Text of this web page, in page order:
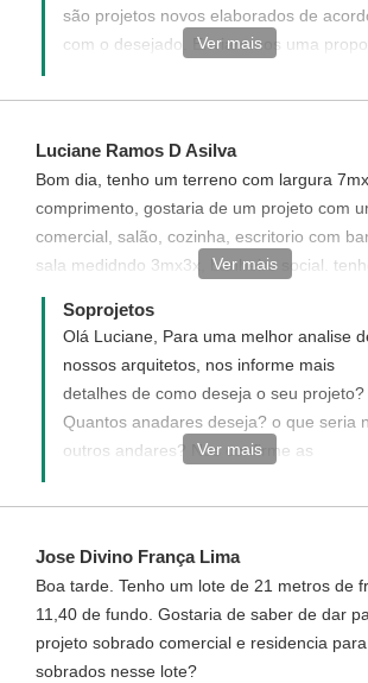
são projetos novos elaborados de
com o desejado. Enviaremos uma
como funciona, quais os custos e como
Ver mais
Luciane Ramos D Asilva
Bom dia, tenho um terreno com largura
comprimento, gostaria de um projeto com
comercial, salão, cozinha, escritorio com
sala medidndo 3mx3x, banheiro social.
deixar um corredor de 2,5 m porque vou
fundo também futuramente.
Ver mais
Soprojetos
Olá Luciane, Para uma melhor analise
nossos arquitetos, nos informe mais
detalhes de como deseja o seu projeto?
Quantos anadares deseja? o que seria
outros andares? Nos confirme as
comprimento)?
Ver mais
Jose Divino França Lima
Boa tarde. Tenho um lote de 21 metros de
11,40 de fundo. Gostaria de saber de dar
projeto sobrado comercial e residencia
sobrados nesse lote?